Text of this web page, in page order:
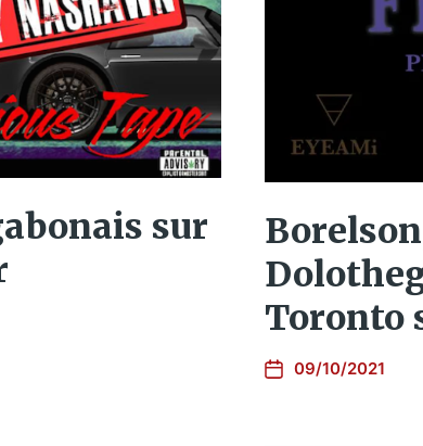
sur
Toronto
09/10/2021